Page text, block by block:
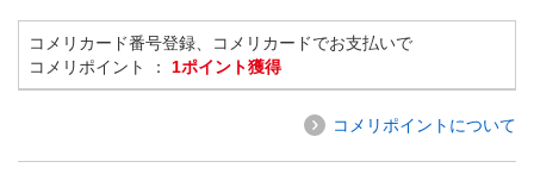
コメリカード番号登録、コメリカードでお支払いで
コメリポイント ： 1ポイント獲得
コメリポイントについて